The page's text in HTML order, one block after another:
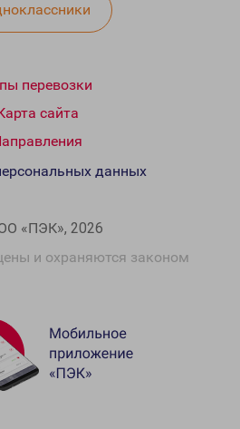
перевозки
сайта
«ПЭК», 2026
и охраняются законом
данных